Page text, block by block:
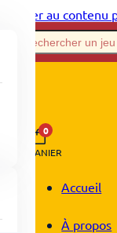
Passer au contenu
0
PANIER
Accueil
À propos